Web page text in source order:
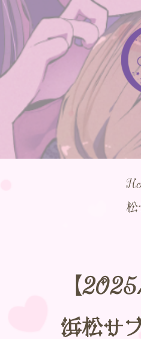
松
【
浜松サ